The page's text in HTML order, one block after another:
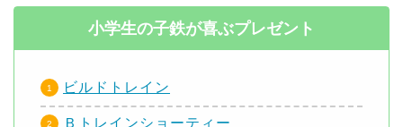
小学生の子鉄が喜ぶプレゼント
ビルドトレイン
Ｂトレインショーティー